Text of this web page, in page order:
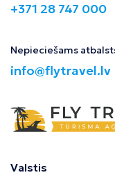
+371 28 747 000
Nepieciešams
info@flytravel.lv
Valstis